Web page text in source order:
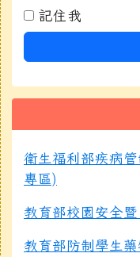
記住我
衛生福利部疾病
專區)
教育部校園安全
教育部防制學生藥